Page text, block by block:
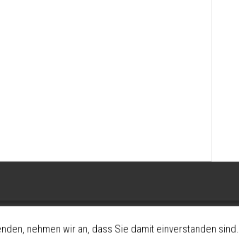
nehmen wir an, dass Sie damit einverstanden sind.